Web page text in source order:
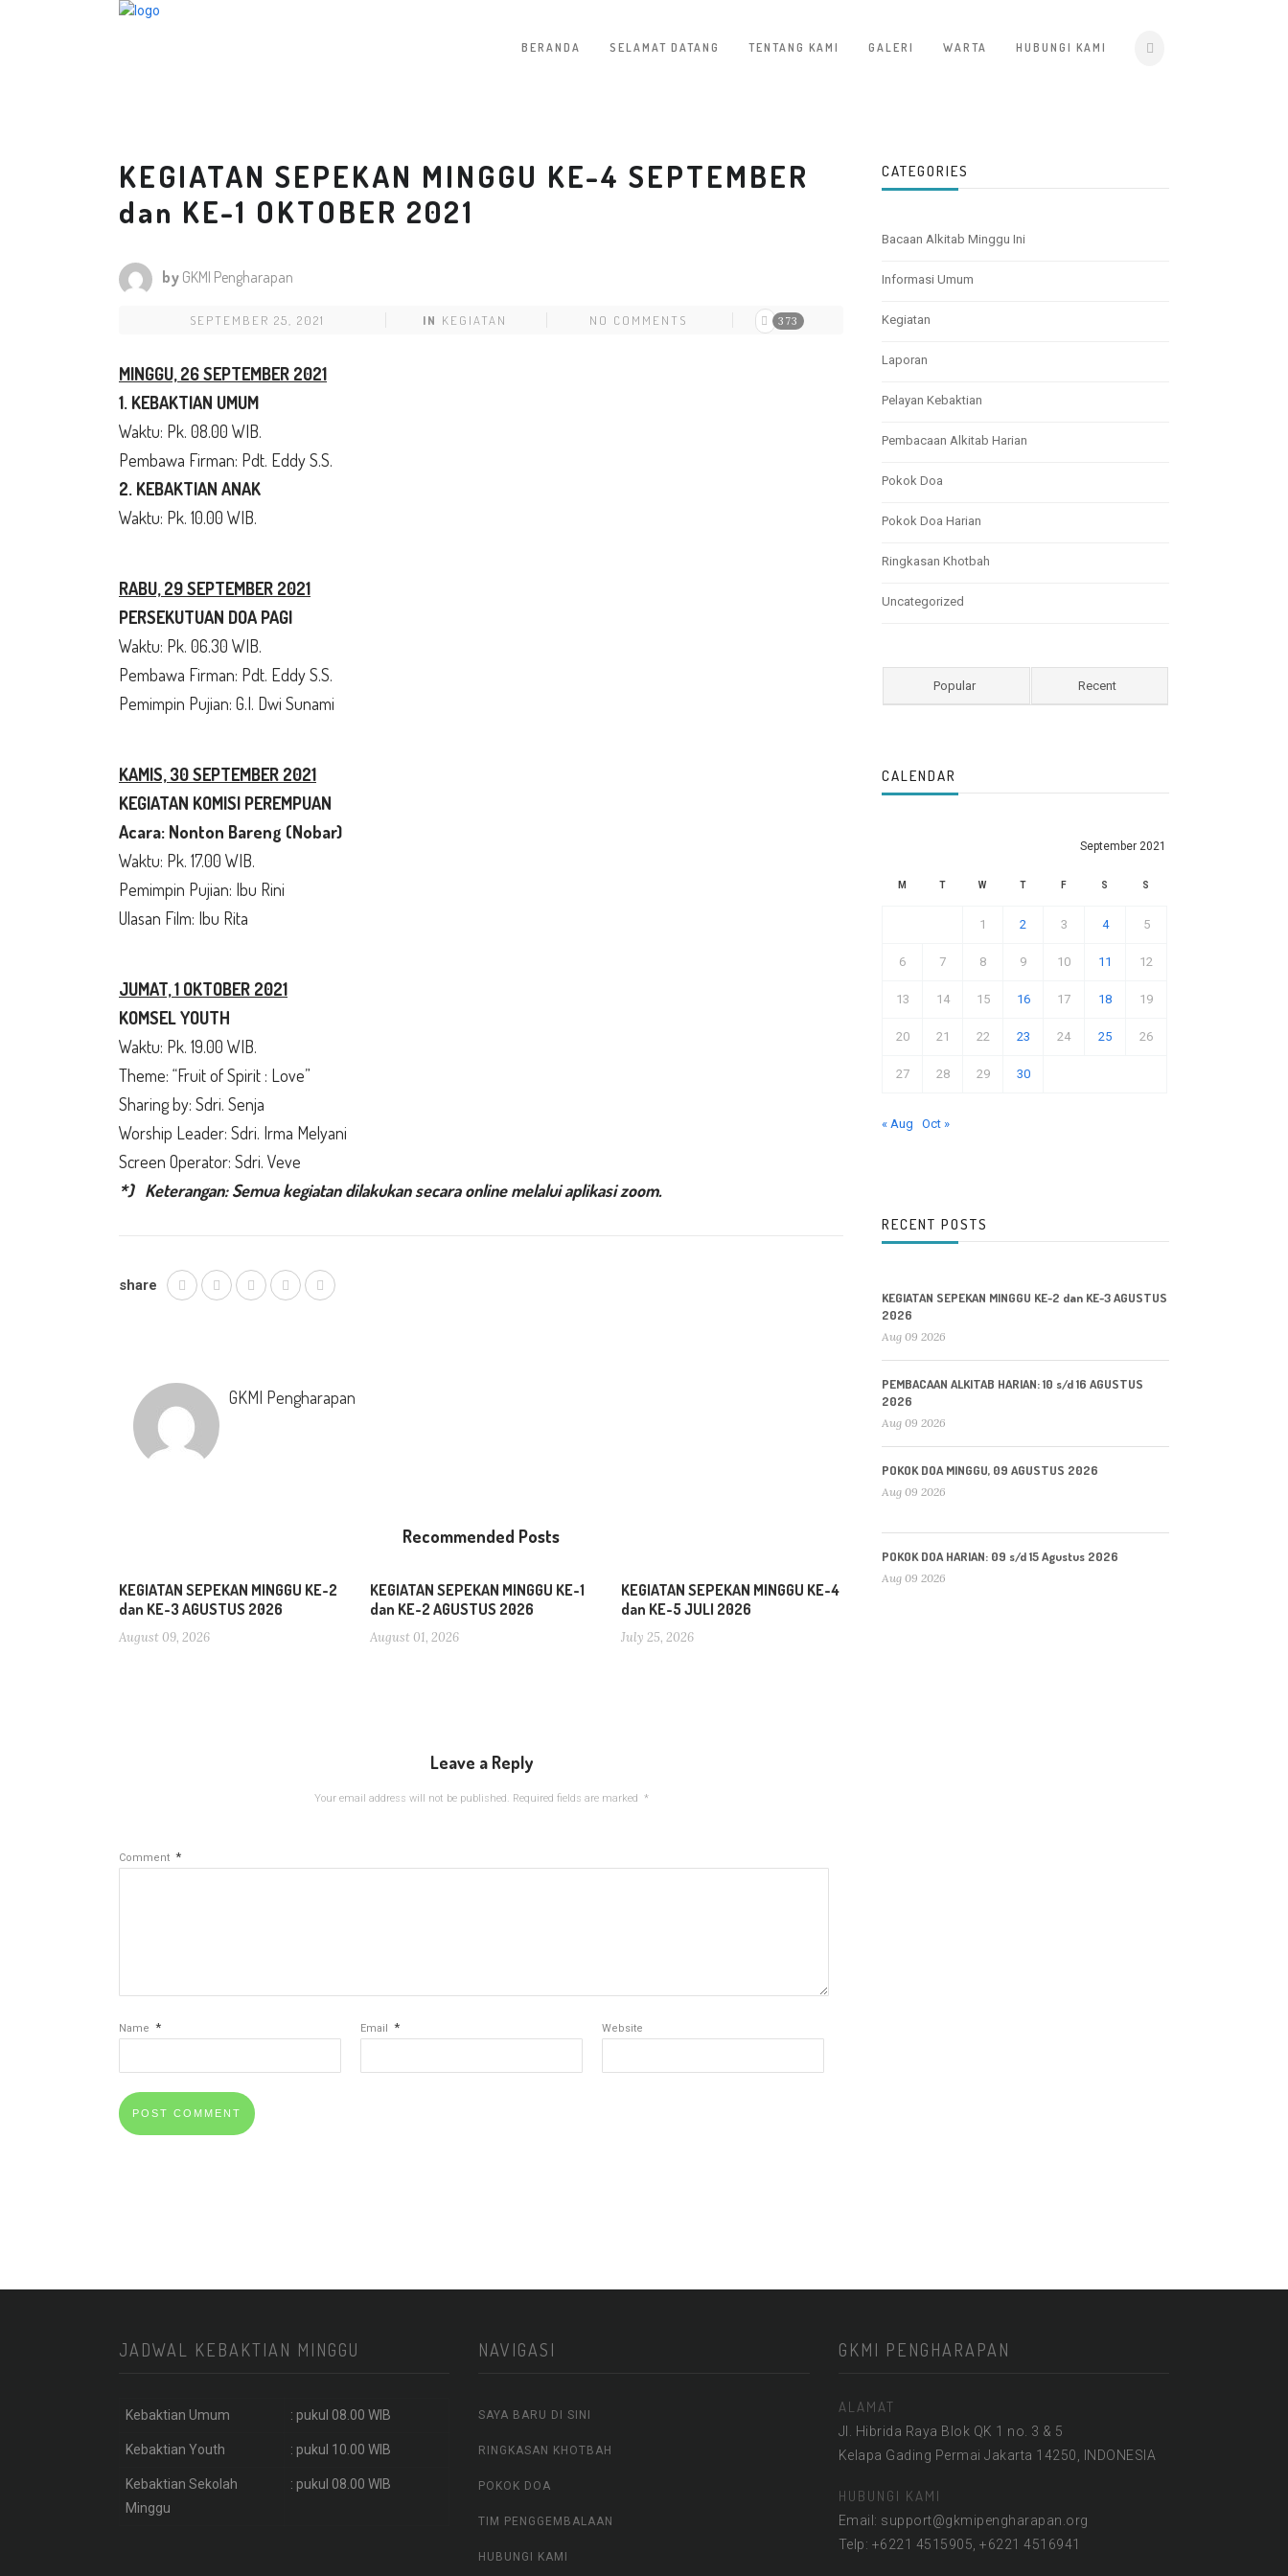
BERANDA SELAMAT DATANG TENTANG KAMI GALERI WARTA HUBUNGI KAMI
KEGIATAN SEPEKAN MINGGU KE-4 SEPTEMBER
dan KE-1 OKTOBER 2021
by GKMI Pengharapan
SEPTEMBER 25, 2021 IN KEGIATAN NO COMMENTS 373
MINGGU, 26SEPTEMBER 2021
1. KEBAKTIAN UMUM
Waktu: Pk. 08.00 WIB.
Pembawa Firman: Pdt. Eddy S.S.
2. KEBAKTIAN ANAK
Waktu: Pk. 10.00 WIB.
RABU, 29 SEPTEMBER 2021
PERSEKUTUAN DOA PAGI
Waktu: Pk. 06.30 WIB.
Pembawa Firman: Pdt. Eddy S.S.
Pemimpin Pujian: G.I. Dwi Sunami
KAMIS, 30 SEPTEMBER 2021
KEGIATAN KOMISI PEREMPUAN
Acara: Nonton Bareng (Nobar)
Waktu: Pk. 17.00 WIB.
Pemimpin Pujian: Ibu Rini
Ulasan Film: Ibu Rita
JUMAT, 1 OKTOBER 2021
KOMSEL YOUTH
Waktu: Pk. 19.00 WIB.
Theme: “Fruit of Spirit : Love”
Sharing by: Sdri. Senja
Worship Leader: Sdri. Irma Melyani
Screen Operator: Sdri. Veve
*) Keterangan: Semua kegiatan dilakukan secara online melalui aplikasi zoom.
share
GKMI Pengharapan
Recommended Posts
KEGIATAN SEPEKAN MINGGU KE-2
dan KE-3 AGUSTUS 2026
August 09, 2026
KEGIATAN SEPEKAN MINGGU KE-1
dan KE-2 AGUSTUS 2026
August 01, 2026
KEGIATAN SEPEKAN MINGGU KE-4
dan KE-5 JULI 2026
July 25, 2026
Leave a Reply
Your email address will not be published. Required fields are marked *
Comment *
Name * Email * Website
CATEGORIES
Bacaan Alkitab Minggu Ini
Informasi Umum
Kegiatan
Laporan
Pelayan Kebaktian
Pembacaan Alkitab Harian
Pokok Doa
Pokok Doa Harian
Ringkasan Khotbah
Uncategorized
Popular Recent
CALENDAR
September 2021
M T W T F S S
1 2 3 4 5
6 7 8 9 10 11 12
13 14 15 16 17 18 19
20 21 22 23 24 25 26
27 28 29 30
« Aug Oct »
RECENT POSTS
KEGIATAN SEPEKAN MINGGU KE-2 dan KE-3 AGUSTUS
2026
Aug 09 2026
PEMBACAAN ALKITAB HARIAN: 10 s/d 16 AGUSTUS
2026
Aug 09 2026
POKOK DOA MINGGU, 09 AGUSTUS 2026
Aug 09 2026
POKOK DOA HARIAN: 09 s/d 15 Agustus 2026
Aug 09 2026
JADWAL KEBAKTIAN MINGGU
Kebaktian Umum : pukul 08.00 WIB
Kebaktian Youth : pukul 10.00 WIB
Kebaktian Sekolah
Minggu
: pukul 08.00 WIB
NAVIGASI
SAYA BARU DI SINI
RINGKASAN KHOTBAH
POKOK DOA
TIM PENGGEMBALAAN
HUBUNGI KAMI
GKMI PENGHARAPAN
ALAMAT
Jl. Hibrida Raya Blok QK 1 no. 3 & 5
Kelapa Gading Permai Jakarta 14250, INDONESIA
HUBUNGI KAMI
Email: support@gkmipengharapan.org
Telp: +6221 4515905, +6221 4516941